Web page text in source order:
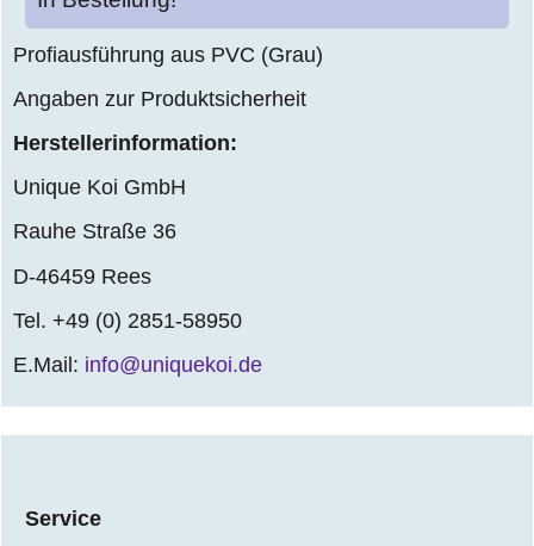
Profiausführung aus PVC (Grau)
Angaben zur Produktsicherheit
Herstellerinformation:
Unique Koi GmbH
Rauhe Straße 36
D-46459 Rees
Tel. +49 (0) 2851-58950
E.Mail: info@uniquekoi.de
Service